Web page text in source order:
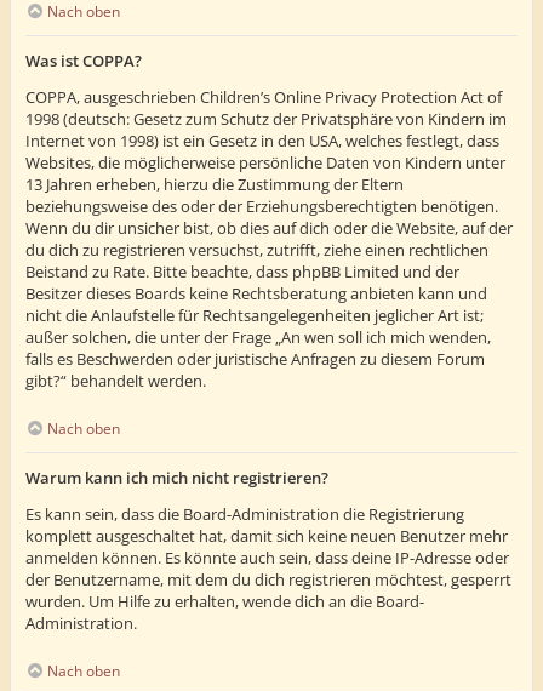
Nach oben
Was ist COPPA?
COPPA, ausgeschrieben Children’s Online Privacy Protection Act of
1998 (deutsch: Gesetz zum Schutz der Privatsphäre von Kindern im
Internet von 1998) ist ein Gesetz in den USA, welches festlegt, dass
Websites, die möglicherweise persönliche Daten von Kindern unter
13 Jahren erheben, hierzu die Zustimmung der Eltern
beziehungsweise des oder der Erziehungsberechtigten benötigen.
Wenn du dir unsicher bist, ob dies auf dich oder die Website, auf der
du dich zu registrieren versuchst, zutrifft, ziehe einen rechtlichen
Beistand zu Rate. Bitte beachte, dass phpBB Limited und der
Besitzer dieses Boards keine Rechtsberatung anbieten kann und
nicht die Anlaufstelle für Rechtsangelegenheiten jeglicher Art ist;
außer solchen, die unter der Frage „An wen soll ich mich wenden,
falls es Beschwerden oder juristische Anfragen zu diesem Forum
gibt?“ behandelt werden.
Nach oben
Warum kann ich mich nicht registrieren?
Es kann sein, dass die Board-Administration die Registrierung
komplett ausgeschaltet hat, damit sich keine neuen Benutzer mehr
anmelden können. Es könnte auch sein, dass deine IP-Adresse oder
der Benutzername, mit dem du dich registrieren möchtest, gesperrt
wurden. Um Hilfe zu erhalten, wende dich an die Board-
Administration.
Nach oben